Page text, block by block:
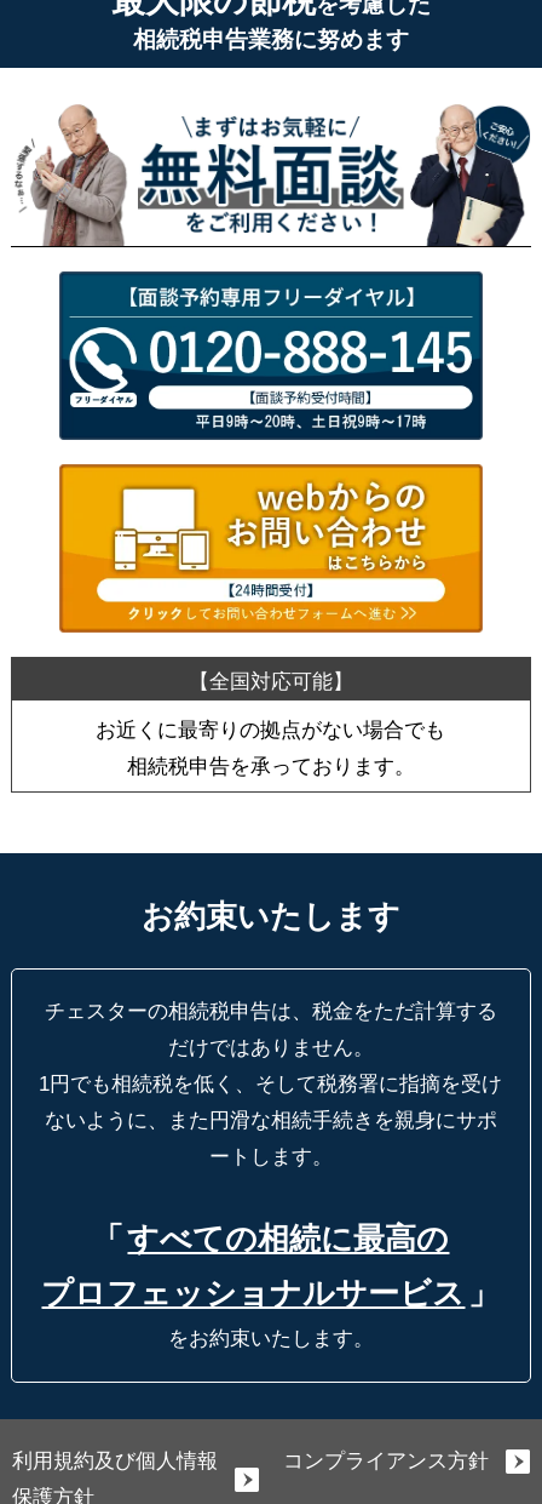
相続税申告業務に努めます
お近くに最寄りの拠点がない場合でも
相続税申告を承っております。
お約束いたします
チェスターの相続税申告は、税金をただ計算する
だけではありません。
1円でも相続税を低く、そして税務署に指摘を受け
ないように、
また円滑な相続手続きを親身にサポ
ートします。
「 すべての相続に最高の
プロフェッショナルサービス 」
をお約束いたします。
利用規約及び個人情報
保護方針
コンプライアンス方針